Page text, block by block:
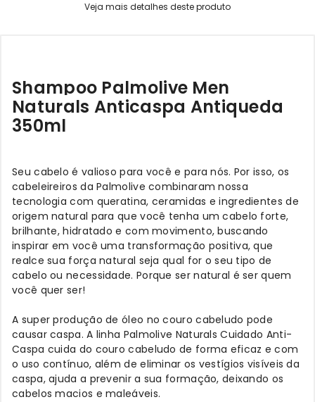
Shampoo Palmolive Men
Naturals Anticaspa Antiqueda
350ml
Seu cabelo é valioso para você e para nós. Por isso, os
cabeleireiros da Palmolive combinaram nossa
tecnologia com queratina, ceramidas e ingredientes de
origem natural para que você tenha um cabelo forte,
brilhante, hidratado e com movimento, buscando
inspirar em você uma transformação positiva, que
realce sua força natural seja qual for o seu tipo de
cabelo ou necessidade. Porque ser natural é ser quem
você quer ser!
A super produção de óleo no couro cabeludo pode
causar caspa. A linha Palmolive Naturals Cuidado Anti-
Caspa cuida do couro cabeludo de forma eficaz e com
o uso contínuo, além de eliminar os vestígios visíveis da
caspa, ajuda a prevenir a sua formação, deixando os
cabelos macios e maleáveis.